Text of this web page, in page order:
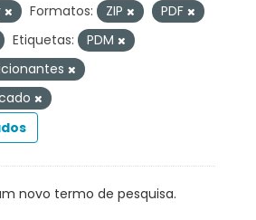
Formatos: ZIP
PDF
Etiquetas:
PDM
novo termo de pesquisa.